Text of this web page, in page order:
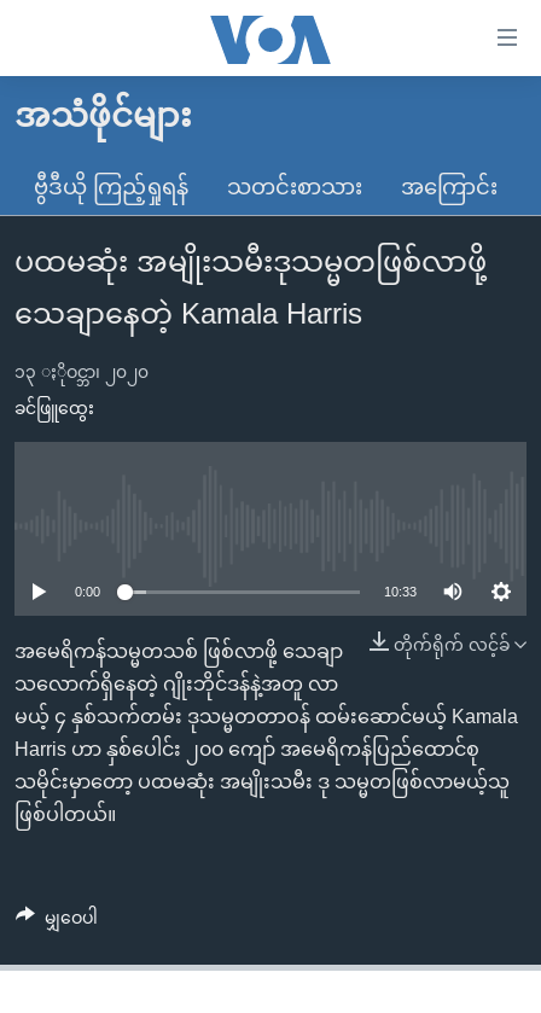
လွယ်ကူ
သည့်
များ
ပင်မ
သို့
ကျော်
ညွန်း
စာမျက်နှာ
သို့
ကျော်
ကြည့်
ရန်
ရှာဖွေ
ရန်
ကျော်
မူလစာမျက်နှာ
မြန်မာ
ကမ္ဘာ့သတင်းများ
နိုင်ငံတကာ
အစ္စရေး-ပါလက်စတိုင်း
ဗွီဒီယို
သတင်းလွတ်လပ်ခွင့်
ရပ်ဝန်းတခု လမ်းတခု အလွန်
အင်္ဂလိပ်စာလေ့လာမယ်
Learning English
ဗွီအိုအေ လူမှုကွန်ယက်များ
ဘာသာစကားများ
အသံဖိုင်များ
ဗွီဒီယို ကြည့်ရှုရန် သတင်းစာသား အကြောင်း
ပထမဆုံး အမျိုးသမီးဒုသမ္မတဖြစ်လာဖို့
သေချာနေတဲ့ Kamala Harris
၁၃ ႏိုဝင္ဘာ၊ ၂၀၂၀
ခင်ဖြူထွေး
0:00 10:33
တိုက်ရိုက် လင့်ခ်
အမေရိကန်သမ္မတသစ် ဖြစ်လာဖို့ သေချာ
သလောက်ရှိနေတဲ့ ဂျိုးဘိုင်ဒန်နဲ့အတူ လာ
မယ့် ၄ နှစ်သက်တမ်း ဒုသမ္မတတာဝန် ထမ်းဆောင်မယ့် Kamala
Harris ဟာ နှစ်ပေါင်း ၂၀၀ ကျော် အမေရိကန်ပြည်ထောင်စု
သမိုင်းမှာတော့ ပထမဆုံး အမျိုးသမီး ဒု သမ္မတဖြစ်လာမယ့်သူ
ဖြစ်ပါတယ်။
မျှဝေပါ